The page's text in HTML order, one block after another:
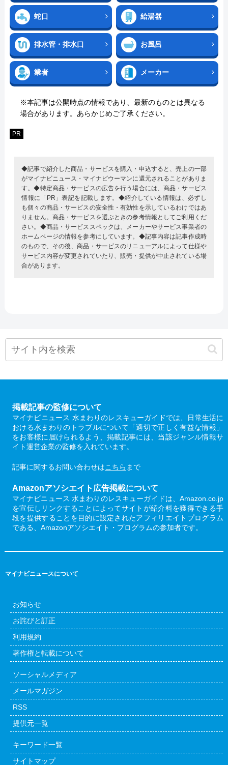
蛇口 給湯器
排水管・排水口 お風呂
業者 メーカー
※本記事は公開時点の情報であり、最新のものとは異なる
場合があります。あらかじめご了承ください。
PR
◆記事で紹介した商品・サービスを購入・申込すると、売上の一部
がマイナビニュース・マイナビウーマンに還元されることがありま
す。◆特定商品・サービスの広告を行う場合には、商品・サービス
情報に「PR」表記を記載します。◆紹介している情報は、必ずし
も個々の商品・サービスの安全性・有効性を示しているわけではあ
りません。商品・サービスを選ぶときの参考情報としてご利用くだ
さい。◆商品・サービススペックは、メーカーやサービス事業者の
ホームページの情報を参考にしています。◆記事内容は記事作成時
のもので、その後、商品・サービスのリニューアルによって仕様や
サービス内容が変更されていたり、販売・提供が中止されている場
合があります。
掲載記事の監修について
マイナビニュース 水まわりのレスキューガイドでは、日常生活に
おける水まわりのトラブルについて「適切で正しく有益な情報」
をお客様に届けられるよう、掲載記事には、当該ジャンル情報サ
イト運営企業の監修を入れています。
記事に関するお問い合わせはこちら まで
Amazonアソシエイト広告掲載について
マイナビニュース 水まわりのレスキューガイドは、Amazon.co.jp
を宣伝しリンクすることによってサイトが紹介料を獲得できる手
段を提供することを目的に設定されたアフィリエイトプログラム
である、Amazonアソシエイト・プログラムの参加者です。
マイナビニュースについて
お知らせ
お詫びと訂正
利用規約
著作権と転載について
ソーシャルメディア
メールマガジン
RSS
提供元一覧
キーワード一覧
サイトマップ